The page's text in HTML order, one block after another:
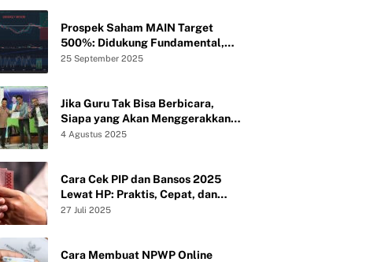
Prospek Saham MAIN Target
500%: Didukung Fundamental,
Valuasi, dan Teknikal
25 September 2025
Jika Guru Tak Bisa Berbicara,
Siapa yang Akan Menggerakkan
Peradaban?
4 Agustus 2025
Cara Cek PIP dan Bansos 2025
Lewat HP: Praktis, Cepat, dan
Tanpa Ribet
27 Juli 2025
Cara Membuat NPWP Online